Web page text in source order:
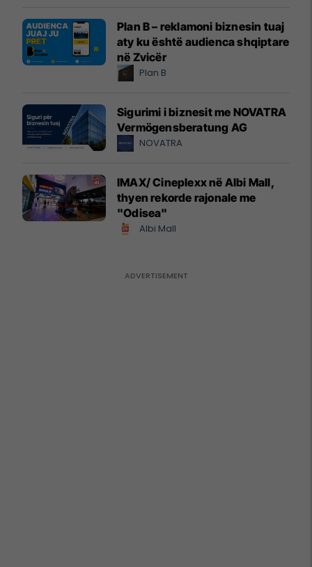
Plan B – reklamoni biznesin tuaj
aty ku është audienca shqiptare
në Zvicër
Plan B
Sigurimi i biznesit me NOVATRA
Vermögensberatung AG
NOVATRA
IMAX/ Cineplexx në Albi Mall,
thyen rekorde rajonale me
"Odisea"
Albi Mall